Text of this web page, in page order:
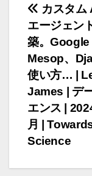
投
稿
ナ
ビ
ゲ
ー
シ
カスタム
エージェン
築。Google
Mesop、
使い方… |
James | デ
エンス |
月 |
Science